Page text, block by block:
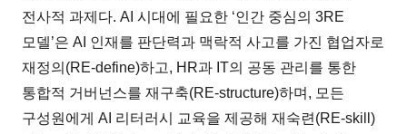
전사적 과제다. AI 시대에 필요한 ‘인간 중심의 3RE
모델’은 AI 인재를 판단력과 맥락적 사고를 가진 협업자로
재정의(RE-define)하고, HR과 IT의 공동 관리를 통한
통합적 거버넌스를 재구축(RE-structure)하며, 모든
구성원에게 AI 리터러시 교육을 제공해 재숙련(RE-skill)